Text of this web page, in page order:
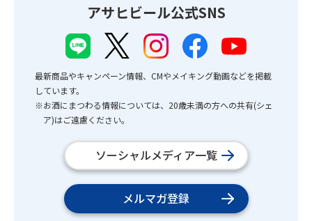
アサヒビール公式SNS
最新商品やキャンペーン情報、CMやメイキング動画などを掲載
しています。
※お酒にまつわる情報については、20歳未満の方への共有(シェ
ア)はご遠慮ください。
ソーシャルメディア一覧
メルマガ登録